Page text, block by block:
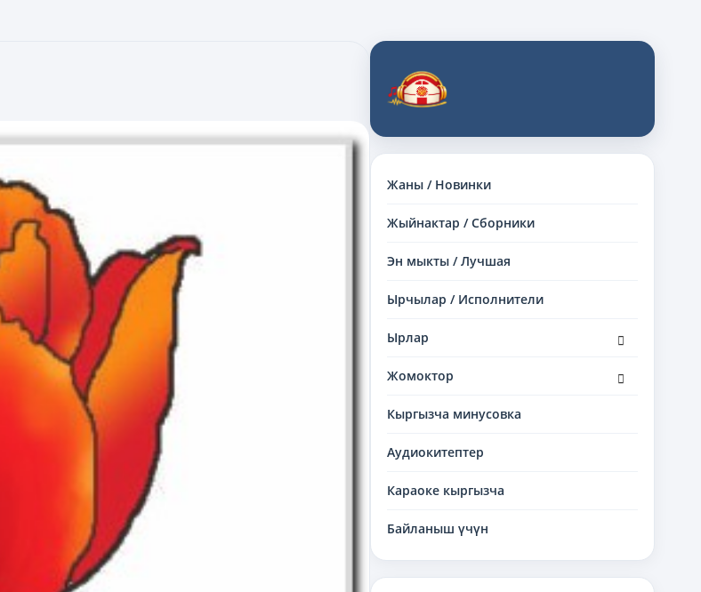
Жаны / Новинки
Жыйнактар / Сборники
Эн мыкты / Лучшая
Ырчылар / Исполнители
Ырлар
дочернее
Жомоктор
дочернее
Кыргызча минусовка
Аудиокитептер
Караоке кыргызча
Байланыш үчүн